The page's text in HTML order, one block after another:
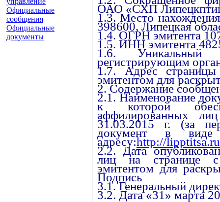
Официальные
сообщения
Официальные
документы
ОАО «СХП
1.3. Место
398600, Липецкая
1.4. ОГРН эмитента
1.5. ИНН эмитента
1.6. Уникальный
регистрирующим
1.7. Адрес страницы
эмитентом для
2. Содержание
2.1. Наименование
к которой
аффилированных
31.03.2015 г. (за
документ в
адресу:http://
2.2. Дата
лиц на странице с
эмитентом для
Подпись
3.1. Генеральный
3.2. Дата «31» марта